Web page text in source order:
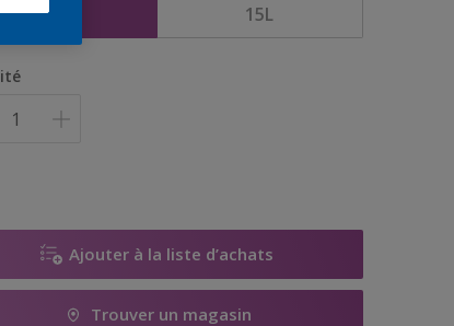
5L 15L
Ajouter à la liste d’achats
Trouver un magasin